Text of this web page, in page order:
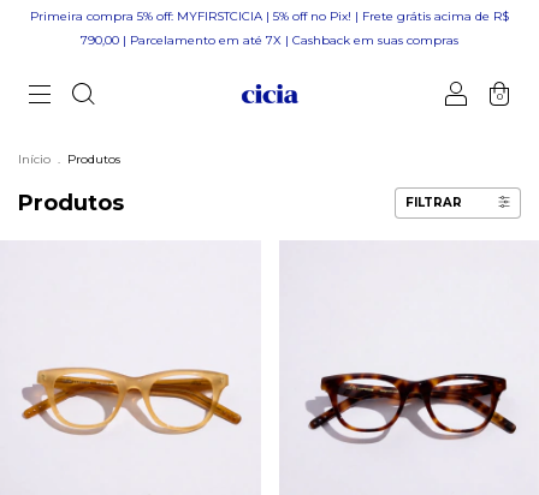
Primeira compra 5% off: MYFIRSTCICIA | 5% off no Pix! | Frete grátis acima de R$
790,00 | Parcelamento em até 7X | Cashback em suas compras
0
Início . Produtos
Produtos FILTRAR